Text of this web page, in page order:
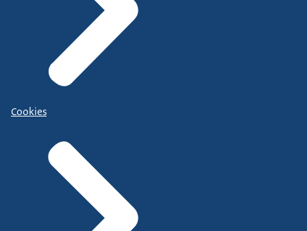
Cookies